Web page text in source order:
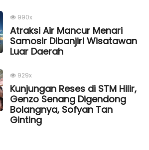
990x
Atraksi Air Mancur Menari
Samosir Dibanjiri Wisatawan
Luar Daerah
929x
Kunjungan Reses di STM Hilir,
Genzo Senang Digendong
Bolangnya, Sofyan Tan
Ginting